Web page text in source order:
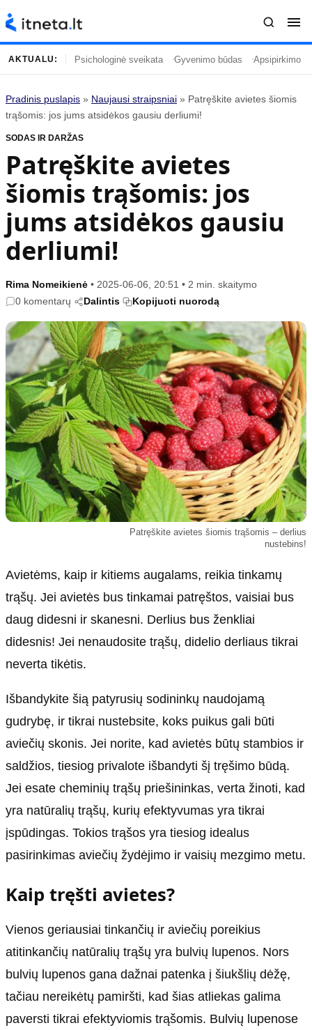
Turinys
Naujausi straipsniai
Gyvenimas
Įdomybės
Mada
Mokslas
Namai ir interjeras
Temos
Kulinarija
Technologijos
Gyvenimo būdas
Vasaros mada
Populiaru
Sodas ir daržas
Sveikata ir grožis
Karjera
Psichologinė sveikata
Tvari mada
Informacija
Klaidų taisymo politika
Naudojimo sąlygos
Privatumo politika
Reklamos politika
Slapukų politika
Redakcija
Apie mus
Autoriai
Dirbtinis intelektas
AKTUALU: Psichologinė sveikata Gyvenimo būdas Apsipirkimo
Pradinis puslapis » Naujausi straipsniai » Patręškite avietes šiomis
trąšomis: jos jums atsidėkos gausiu derliumi!
SODAS IR DARŽAS
Patręškite avietes
šiomis trąšomis: jos
jums atsidėkos gausiu
derliumi!
Rima Nomeikienė • 2025-06-06, 20:51 • 2 min. skaitymo
0 komentarų
Dalintis Kopijuoti nuorodą
Patręškite avietes šiomis trąšomis – derlius
nustebins!
Avietėms, kaip ir kitiems augalams, reikia tinkamų
trąšų. Jei avietės bus tinkamai patręštos, vaisiai bus
daug didesni ir skanesni. Derlius bus ženkliai
didesnis! Jei nenaudosite trąšų, didelio derliaus tikrai
neverta tikėtis.
Išbandykite šią patyrusių sodininkų naudojamą
gudrybę, ir tikrai nustebsite, koks puikus gali būti
aviečių skonis. Jei norite, kad avietės būtų stambios ir
saldžios, tiesiog privalote išbandyti šį tręšimo būdą.
Jei esate cheminių trąšų priešininkas, verta žinoti, kad
yra natūralių trąšų, kurių efektyvumas yra tikrai
įspūdingas. Tokios trąšos yra tiesiog idealus
pasirinkimas aviečių žydėjimo ir vaisių mezgimo metu.
Kaip tręšti avietes?
Vienos geriausiai tinkančių ir aviečių poreikius
atitinkančių natūralių trąšų yra bulvių lupenos. Nors
bulvių lupenos gana dažnai patenka į šiukšlių dėžę,
tačiau nereikėtų pamiršti, kad šias atliekas galima
paversti tikrai efektyviomis trąšomis. Bulvių lupenose